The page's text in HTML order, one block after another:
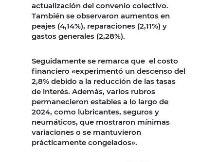
actualización del convenio colectivo.
También se observaron aumentos en
peajes (4,14%), reparaciones (2,11%) y
gastos generales (2,28%).
Seguidamente se remarca que el costo
financiero «experimentó un descenso del
2,8% debido a la reducción de las tasas
de interés. Además, varios rubros
permanecieron estables a lo largo de
2024, como lubricantes, seguros y
neumáticos, que mostraron mínimas
variaciones o se mantuvieron
prácticamente congelados».